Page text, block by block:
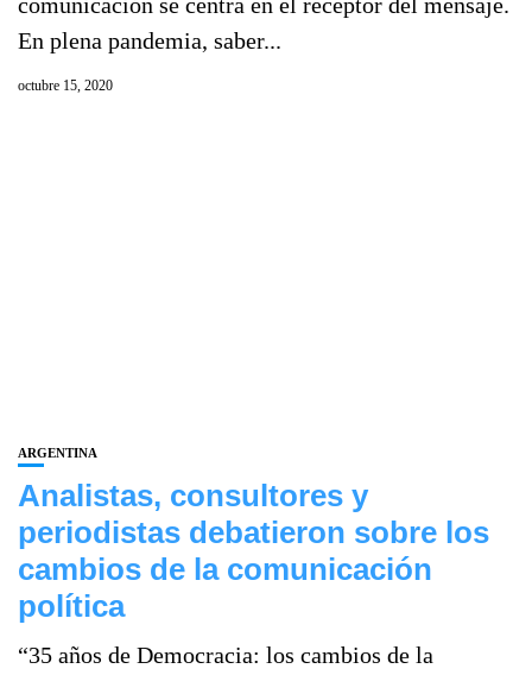
En plena pandemia, saber...
octubre 15, 2020
ARGENTINA
Analistas, consultores y
periodistas debatieron sobre los
cambios de la comunicación
política
“35 años de Democracia: los cambios de la